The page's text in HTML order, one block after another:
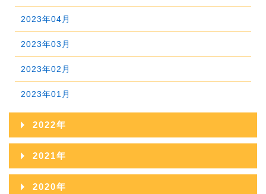
2025年02月
2025年01月
2024年03月
2024年02月
2024年01月
2023年04月
2023年03月
2023年02月
2023年01月
2022年
2022年12月
2022年11月
2021年
2021年12月
2020年